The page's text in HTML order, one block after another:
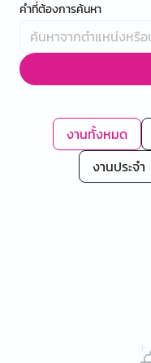
คำที่ต้องการค้นหา
งานทั้งหมด
งานประจำ